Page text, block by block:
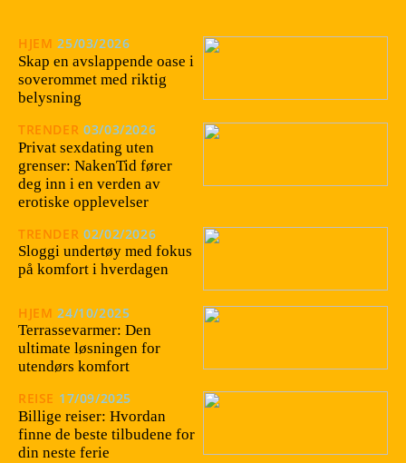
HJEM 25/03/2026
Skap en avslappende oase i
soverommet med riktig
belysning
TRENDER 03/03/2026
Privat sexdating uten
grenser: NakenTid fører
deg inn i en verden av
erotiske opplevelser
TRENDER 02/02/2026
Sloggi undertøy med fokus
på komfort i hverdagen
HJEM 24/10/2025
Terrassevarmer: Den
ultimate løsningen for
utendørs komfort
REISE 17/09/2025
Billige reiser: Hvordan
finne de beste tilbudene for
din neste ferie